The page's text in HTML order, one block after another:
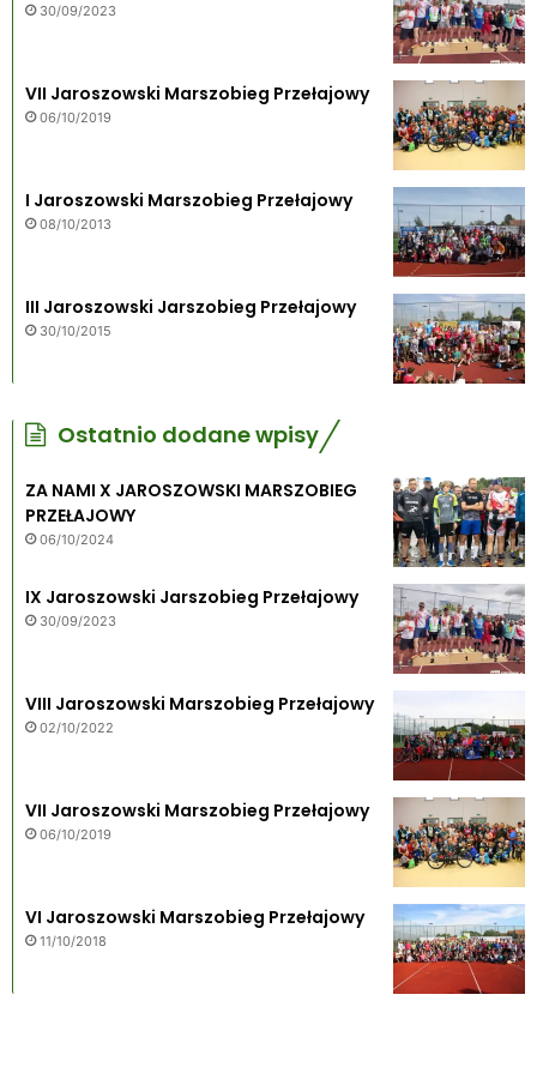
30/09/2023
VII Jaroszowski Marszobieg Przełajowy
06/10/2019
I Jaroszowski Marszobieg Przełajowy
08/10/2013
III Jaroszowski Jarszobieg Przełajowy
30/10/2015
Ostatnio dodane wpisy
ZA NAMI X JAROSZOWSKI MARSZOBIEG
PRZEŁAJOWY
06/10/2024
IX Jaroszowski Jarszobieg Przełajowy
30/09/2023
VIII Jaroszowski Marszobieg Przełajowy
02/10/2022
VII Jaroszowski Marszobieg Przełajowy
06/10/2019
VI Jaroszowski Marszobieg Przełajowy
11/10/2018